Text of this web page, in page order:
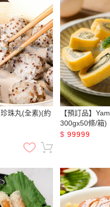
珍珠丸(全素)(約
【預訂品】
300gx50條/箱)
$ 99999